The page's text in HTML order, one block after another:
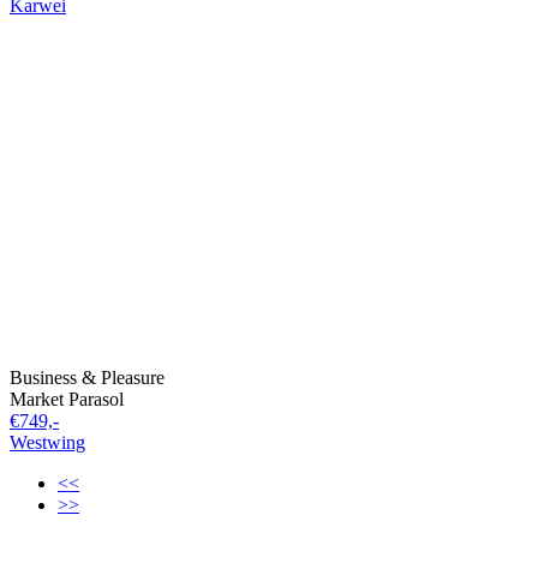
Karwei
Business & Pleasure
Market Parasol
€749,-
Westwing
<<
>>